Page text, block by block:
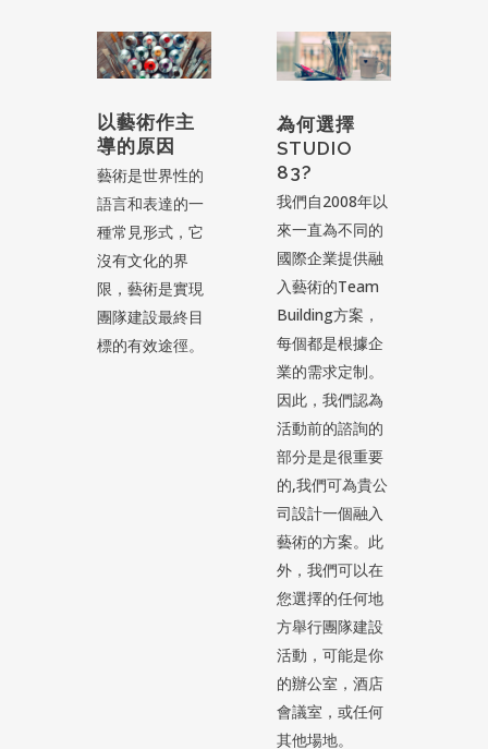
以藝術作主
導的原因
藝術是世界性的
語言和表達的一
種常見形式，它
沒有文化的界
限，藝術是實現
團隊建設最終目
標的有效途徑。
為何選擇
STUDIO
83?
我們自2008年以
來一直為不同的
國際企業提供融
入藝術的Team
Building方案，
每個都是根據企
業的需求定制。
因此，我們認為
活動前的諮詢的
部分是是很重要
的,我們可為貴公
司設計一個融入
藝術的方案。此
外，我們可以在
您選擇的任何地
方舉行團隊建設
活動，可能是你
的辦公室，酒店
會議室，或任何
其他場地。